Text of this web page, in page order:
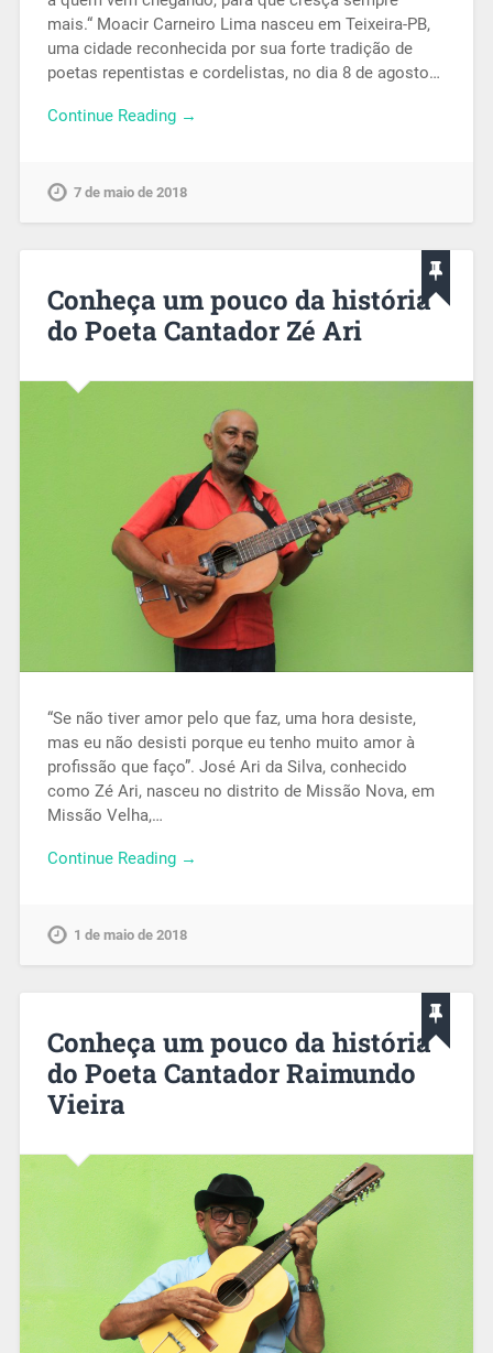
mais.“ Moacir Carneiro Lima nasceu em Teixeira-PB,
uma cidade reconhecida por sua forte tradição de
poetas repentistas e cordelistas, no dia 8 de agosto…
Continue Reading →
7 de maio de 2018
Conheça um pouco da história
do Poeta Cantador Zé Ari
“Se não tiver amor pelo que faz, uma hora desiste,
mas eu não desisti porque eu tenho muito amor à
profissão que faço”. José Ari da Silva, conhecido
como Zé Ari, nasceu no distrito de Missão Nova, em
Missão Velha,…
Continue Reading →
1 de maio de 2018
Conheça um pouco da história
do Poeta Cantador Raimundo
Vieira